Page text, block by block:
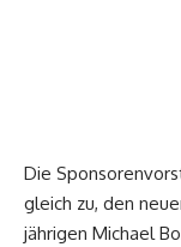
Die
gleich zu, den
jährigen Michael